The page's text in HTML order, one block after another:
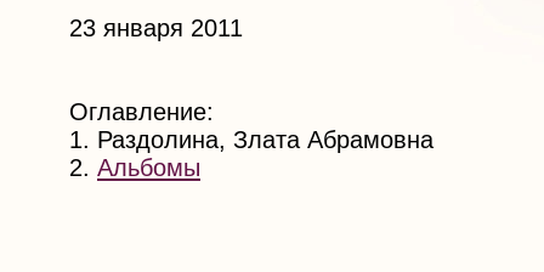
23 января 2011
Оглавление:
1. Раздолина, Злата Абрамовна
2. Альбомы